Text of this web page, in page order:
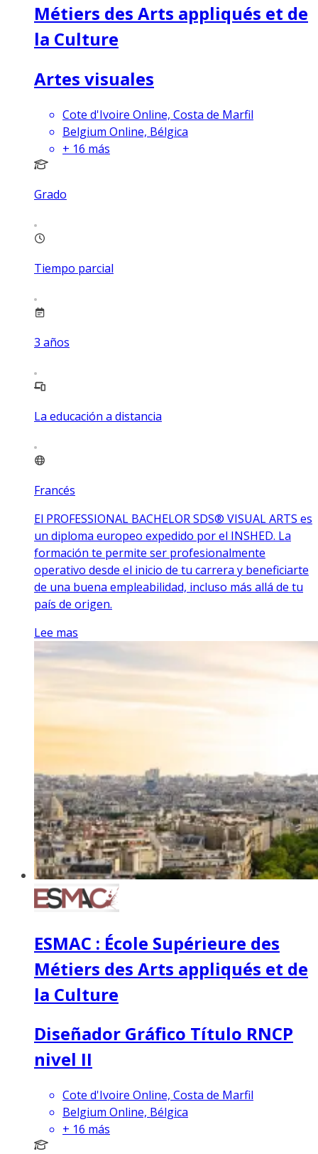
Métiers des Arts appliqués et de
la Culture
Artes visuales
Cote d'Ivoire Online, Costa de Marfil
Belgium Online, Bélgica
+ 16 más
Grado
Tiempo parcial
3 años
La educación a distancia
Francés
El PROFESSIONAL BACHELOR SDS® VISUAL ARTS es
un diploma europeo expedido por el INSHED. La
formación te permite ser profesionalmente
operativo desde el inicio de tu carrera y beneficiarte
de una buena empleabilidad, incluso más allá de tu
país de origen.
Lee mas
ESMAC : École Supérieure des
Métiers des Arts appliqués et de
la Culture
Diseñador Gráfico Título RNCP
nivel II
Cote d'Ivoire Online, Costa de Marfil
Belgium Online, Bélgica
+ 16 más